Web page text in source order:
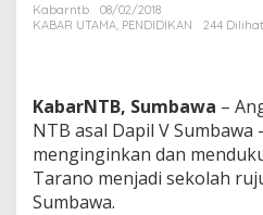
s
n
"
S
M
Kabarntb
08/02/2018
KABAR UTAMA, PENDIDIKAN 244 Dilihat
KabarNTB, Sumbawa –
NTB asal Dapil V Sumbawa
menginginkan dan
Tarano menjadi sekolah
Sumbawa.